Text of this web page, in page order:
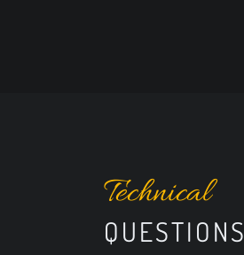
Technical
QUESTIONS